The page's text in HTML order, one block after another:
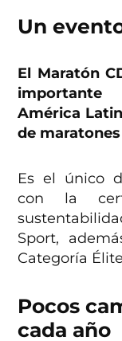
Un
El Maratón
América
de
Es el único
con la
Sport,
Categoría
Pocos
cada año